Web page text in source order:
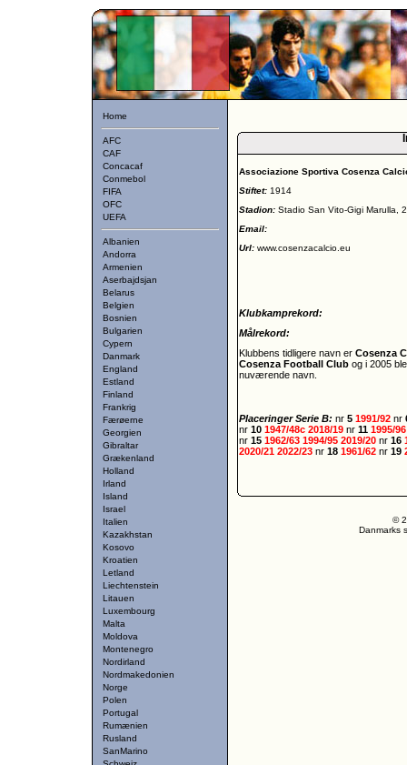
Home
AFC
CAF
Concacaf
Conmebol
FIFA
OFC
UEFA
Albanien
Andorra
Armenien
Aserbajdsjan
Belarus
Belgien
Bosnien
Bulgarien
Cypern
Danmark
England
Estland
Finland
Frankrig
Færøerne
Georgien
Gibraltar
Grækenland
Holland
Irland
Island
Israel
Italien
Kazakhstan
Kosovo
Kroatien
Letland
Liechtenstein
Litauen
Luxembourg
Malta
Moldova
Montenegro
Nordirland
Nordmakedonien
Norge
Polen
Portugal
Rumænien
Rusland
SanMarino
Associazione Sportiva Cosenza
Stiftet: 1914
Stadion: Stadio San Vito-Gigi Marulla,
Email:
Url: www.cosenzacalcio.eu
Klubkamprekord:
Målrekord:
Klubbens tidligere navn er Cosenza
Cosenza Football Club og i 2005
nuværende navn.
Placeringer Serie B: nr 5 1991/92 nr
nr 10 1947/48c 2018/19 nr 11 1995/
nr 15 1962/63 1994/95 2019/20 nr 16
2020/21 2022/23 nr 18 1961/62 nr 19
©
Danmarks